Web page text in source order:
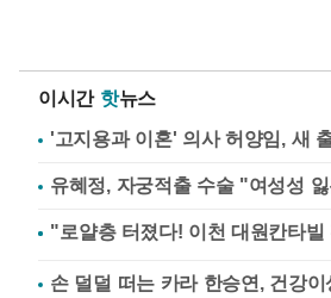
이시간 핫뉴스
'고지용과 이혼' 의사 허양임, 새
유혜정, 자궁적출 수술 "여성성
손 덜덜 떠는 카라 한승연, 건강이